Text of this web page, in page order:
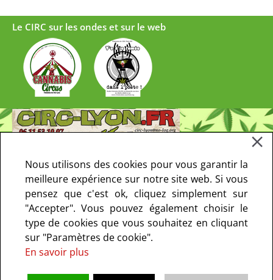
Le CIRC sur les ondes et sur le web
Nous utilisons des cookies pour vous garantir la
meilleure expérience sur notre site web. Si vous
pensez que c'est ok, cliquez simplement sur
"Accepter". Vous pouvez également choisir le
type de cookies que vous souhaitez en cliquant
sur "Paramètres de cookie".
En savoir plus